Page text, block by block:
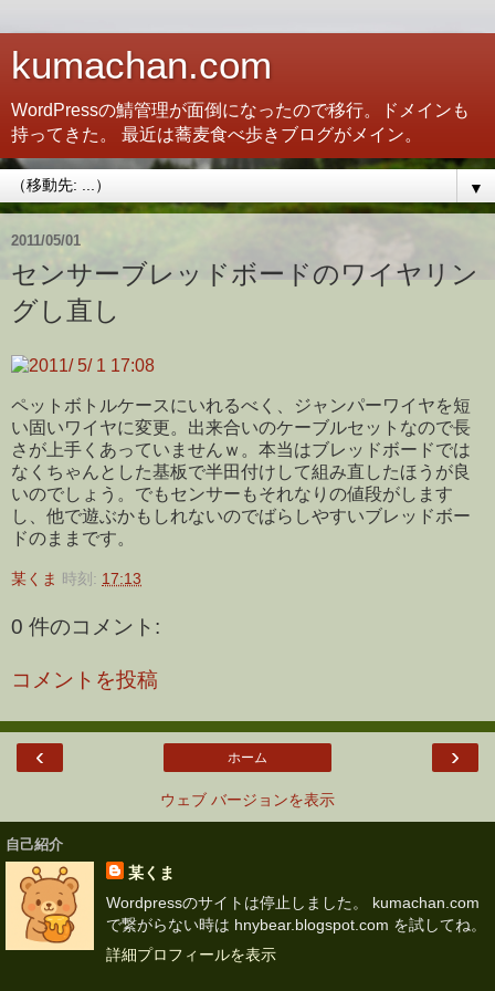
kumachan.com
WordPressの鯖管理が面倒になったので移行。ドメインも
持ってきた。 最近は蕎麦食べ歩きブログがメイン。
▼
2011/05/01
センサーブレッドボードのワイヤリン
グし直し
ペットボトルケースにいれるべく、ジャンパーワイヤを短
い固いワイヤに変更。出来合いのケーブルセットなので長
さが上手くあっていませんｗ。本当はブレッドボードでは
なくちゃんとした基板で半田付けして組み直したほうが良
いのでしょう。でもセンサーもそれなりの値段がします
し、他で遊ぶかもしれないのでばらしやすいブレッドボー
ドのままです。
某くま 時刻: 17:13
0 件のコメント:
コメントを投稿
‹ ›
ホーム
ウェブ バージョンを表示
自己紹介
某くま
Wordpressのサイトは停止しました。 kumachan.com
で繋がらない時は hnybear.blogspot.com を試してね。
詳細プロフィールを表示